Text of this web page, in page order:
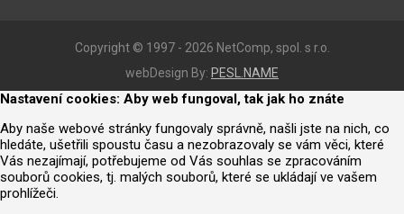
Copyright © 1997 - 2026 NetComp, spol. s r.o.
webDesign By: PESL.NAME
Nastavení cookies: Aby web fungoval, tak jak ho znáte
Aby naše webové stránky fungovaly správně, našli jste na nich, co
hledáte, ušetřili spoustu času a nezobrazovaly se vám věci, které
Vás nezajímají, potřebujeme od Vás souhlas se zpracováním
souborů cookies, tj. malých souborů, které se ukládají ve vašem
prohlížeči.